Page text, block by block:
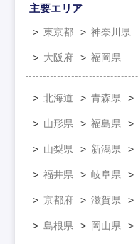
主要エリア
東京都 神奈川県
大阪府 福岡県
北海道 青森県
山形県 福島県
山梨県 新潟県
福井県 岐阜県
京都府 滋賀県
島根県 岡山県